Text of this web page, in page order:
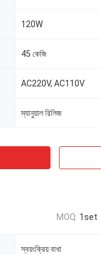
120W
45 কেজি
AC220V, AC110V
ম্যানুয়াল রিলিজ
MOQ: 1set
স্বয়ংক্রিয় বাধা